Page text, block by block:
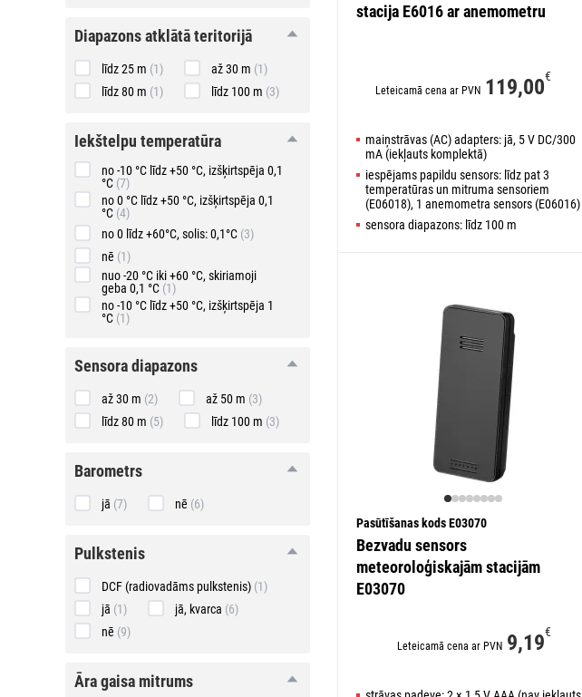
diapazons
atklātā
teritorijā
diapazons atklātā teritorijā
līdz 25 m (1) až 30 m (1)
līdz 80 m (1) līdz 100 m (3)
iekštelpu
temperatūra
iekštelpu temperatūra
no -10 °C līdz +50 °C, izšķirtspēja 0,1
°C (7)
no 0 °C līdz +50 °C, izšķirtspēja 0,1
°C (4)
no 0 līdz +60°C, solis: 0,1°C (3)
nē (1)
nuo -20 °C iki +60 °C, skiriamoji
geba 0,1 °C (1)
no -10 °C līdz +50 °C, izšķirtspēja 1
°C (1)
sensora
diapazons
sensora diapazons
až 30 m (2) až 50 m (3)
līdz 80 m (5) līdz 100 m (3)
barometrs
barometrs
jā (7) nē (6)
pulkstenis
pulkstenis
DCF (radiovadāms pulkstenis) (1)
jā (1) jā, kvarca (6)
nē (9)
āra
gaisa
āra gaisa mitrums
stacija E6016 ar anemometru
Leteicamā cena ar PVN 119,00€
maiņstrāvas (AC) adapters: jā, 5 V DC/300
mA (iekļauts komplektā)
iespējams papildu sensors: līdz pat 3
temperatūras un mitruma sensoriem
(E06018), 1 anemometra sensors (E06016)
sensora diapazons: līdz 100 m
Pasūtīšanas kods E03070
Bezvadu sensors
meteoroloģiskajām stacijām
E03070
Leteicamā cena ar PVN 9,19€